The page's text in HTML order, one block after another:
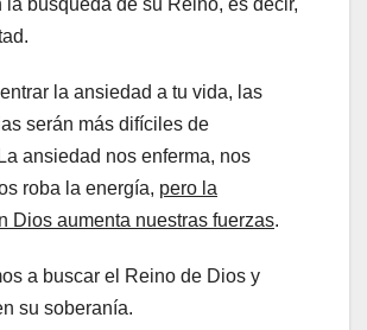
la búsqueda de su Reino, es decir,
la ansiedad a tu vida, las
serán más difíciles de
ansiedad nos enferma, nos
roba la energía, pero la
Dios aumenta nuestras fuerzas.
a buscar el Reino de Dios y
su soberanía.